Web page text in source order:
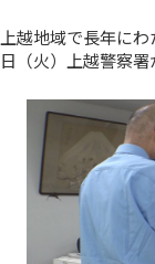
上越地域で長年に
日（火）上越警察署